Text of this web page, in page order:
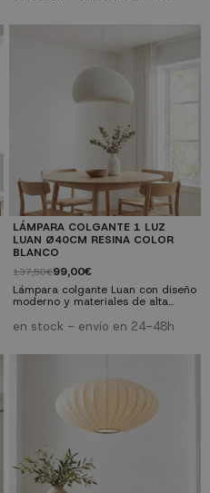
Versatilidad: Compatible con
Materiales resistentes y duraderos
✓ Fácil instalación: Incluye
LÁMPARA COLGANTE 1 LUZ
LUAN Ø40CM RESINA COLOR
BLANCO
137,50€99,00€
Lámpara colgante Luan con diseño
moderno y materiales de alta
estándar. Perfecta para salones,
bombillas E27 ✓ Calidad premium:
Materiales resistentes y duraderos
✓ Fácil instalación: Incluye
en stock - envío en 24-48h